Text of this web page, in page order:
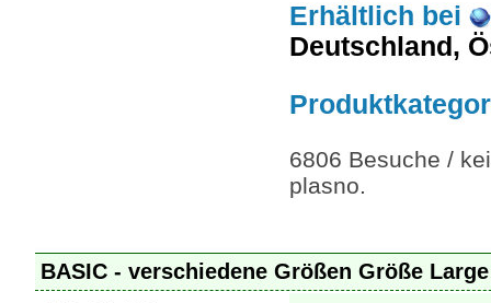
Erhältlich bei
Deutschland,
6806 Besuche /
plasno.
BASIC - verschiedene Größen Größe